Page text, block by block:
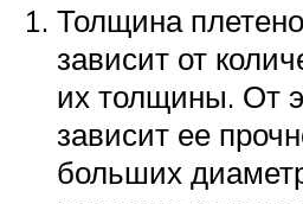
Толщина
зависит от
их толщины. От
зависит ее
больших